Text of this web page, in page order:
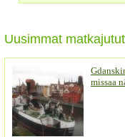
Uusimmat matkajutut
missaa